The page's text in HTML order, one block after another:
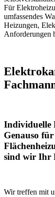
Für
umfassendes
Heizungen,
Anforderungen
Individuelle
Genauso
sind wir Ihr
Wir treffen mit